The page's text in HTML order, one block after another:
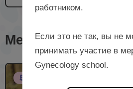
Мероприятия с
5 НМО
работником.
Если это не так, вы не
принимать участие в
Gynecology school.